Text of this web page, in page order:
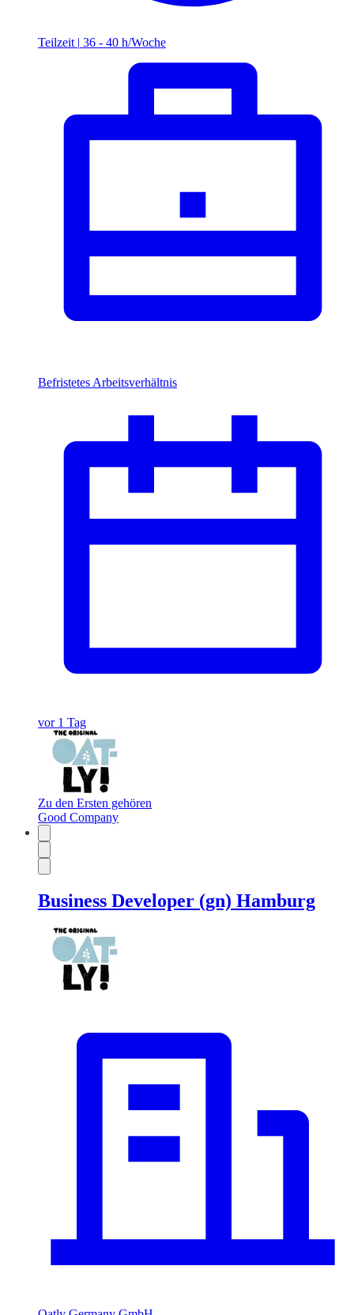
Teilzeit | 36 - 40 h/Woche
Befristetes Arbeitsverhältnis
vor 1 Tag
Zu den Ersten gehören
Good Company
Business Developer (gn) Hamburg